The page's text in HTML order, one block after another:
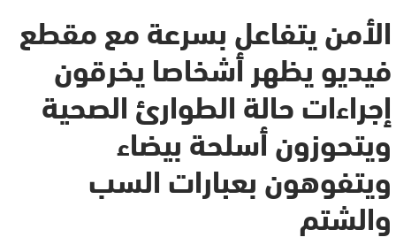
الأمن يتفاعل بسرعة مع مقطع
فيديو يظهر أشخاصا يخرقون
إجراءات حالة الطوارئ الصحية
ويتحوزون أسلحة بيضاء
ويتفوهون بعبارات السب
والشتم